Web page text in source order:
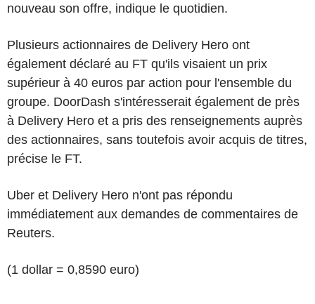
nouveau son offre, indique le quotidien.
Plusieurs actionnaires de Delivery Hero ont
également déclaré au FT qu'ils visaient un prix
supérieur à 40 euros par action pour l'ensemble du
groupe. DoorDash s'intéresserait également de près
à Delivery Hero et a pris des renseignements auprès
des actionnaires, sans toutefois avoir acquis de titres,
précise le FT.
Uber et Delivery Hero n'ont pas répondu
immédiatement aux demandes de commentaires de
Reuters.
(1 dollar = 0,8590 euro)